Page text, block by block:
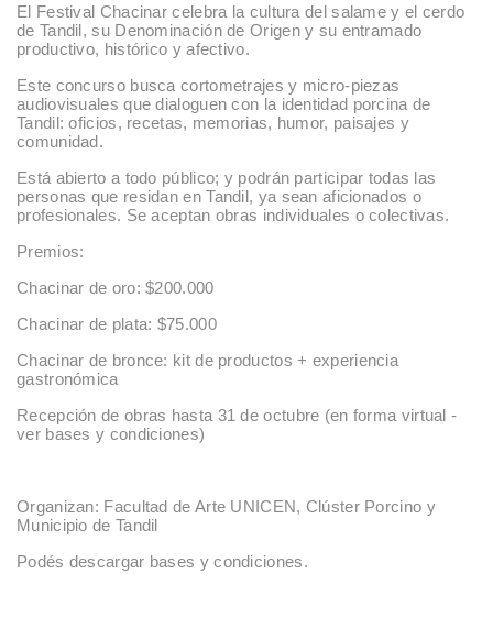
El Festival Chacinar celebra la cultura del salame y el cerdo
de Tandil, su Denominación de Origen y su entramado
productivo, histórico y afectivo.
Este concurso busca cortometrajes y micro-piezas
audiovisuales que dialoguen con la identidad porcina de
Tandil: oficios, recetas, memorias, humor, paisajes y
comunidad.
Está abierto a todo público; y podrán participar todas las
personas que residan en Tandil, ya sean aficionados o
profesionales. Se aceptan obras individuales o colectivas.
Premios:
Chacinar de oro: $200.000
Chacinar de plata: $75.000
Chacinar de bronce: kit de productos + experiencia
gastronómica
Recepción de obras hasta 31 de octubre (en forma virtual -
ver bases y condiciones)
Organizan: Facultad de Arte UNICEN, Clúster Porcino y
Municipio de Tandil
Podés descargar bases y condiciones.